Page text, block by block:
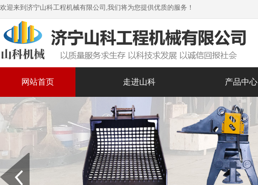
欢迎来到济宁山科工程机械有限公司,我们将为您提供优质的服务！
网站首页 走进山科 产品中心
Prev